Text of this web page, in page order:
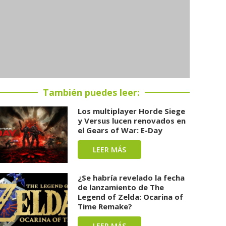
También puedes leer:
Los multiplayer Horde Siege
y Versus lucen renovados en
el Gears of War: E-Day
LEER MÁS
¿Se habría revelado la fecha
de lanzamiento de The
Legend of Zelda: Ocarina of
Time Remake?